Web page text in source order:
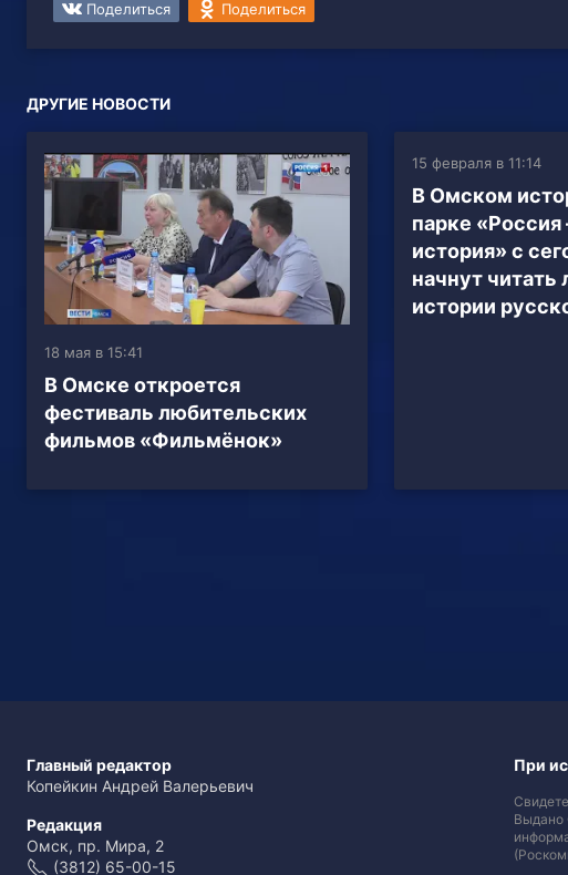
Поделиться Поделиться
ДРУГИЕ НОВОСТИ
18 мая в 15:41
В Омске откроется
фестиваль любительских
фильмов «Фильмёнок»
15 февраля в 11:14
В Омском
парке «Россия
история» с
начнут читать
истории
Главный редактор
Копейкин Андрей Валерьевич
Редакция
Омск, пр. Мира, 2
(3812) 65-00-15
При
Выдано